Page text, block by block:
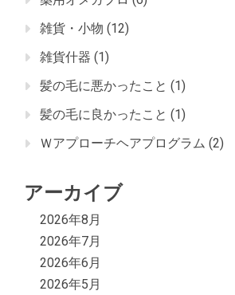
雑貨・小物 (12)
雑貨什器 (1)
髪の毛に悪かったこと (1)
髪の毛に良かったこと (1)
Ｗアプローチヘアプログラム (2)
アーカイブ
2026年8月
2026年7月
2026年6月
2026年5月